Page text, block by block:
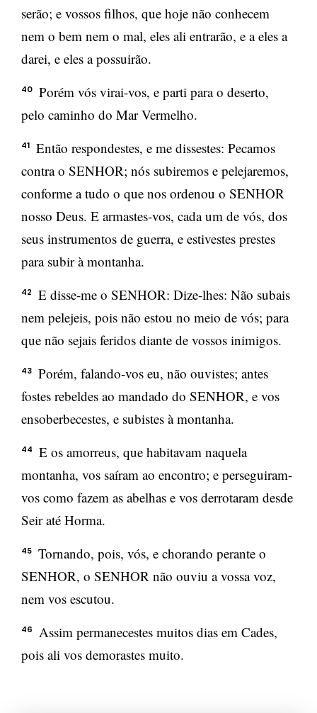
serão; e vossos filhos, que hoje não conhecem
nem o bem nem o mal, eles ali entrarão, e a eles a
darei, e eles a possuirão.
40
Porém vós virai-vos, e parti para o deserto,
pelo caminho do Mar Vermelho.
41
Então respondestes, e me dissestes: Pecamos
contra o SENHOR; nós subiremos e pelejaremos,
conforme a tudo o que nos ordenou o SENHOR
nosso Deus. E armastes-vos, cada um de vós, dos
seus instrumentos de guerra, e estivestes prestes
para subir à montanha.
42
E disse-me o SENHOR: Dize-lhes: Não subais
nem pelejeis, pois não estou no meio de vós; para
que não sejais feridos diante de vossos inimigos.
43
Porém, falando-vos eu, não ouvistes; antes
fostes rebeldes ao mandado do SENHOR, e vos
ensoberbecestes, e subistes à montanha.
44
E os amorreus, que habitavam naquela
montanha, vos saíram ao encontro; e perseguiram-
vos como fazem as abelhas e vos derrotaram desde
Seir até Horma.
45
Tornando, pois, vós, e chorando perante o
SENHOR, o SENHOR não ouviu a vossa voz,
nem vos escutou.
46
Assim permanecestes muitos dias em Cades,
pois ali vos demorastes muito.